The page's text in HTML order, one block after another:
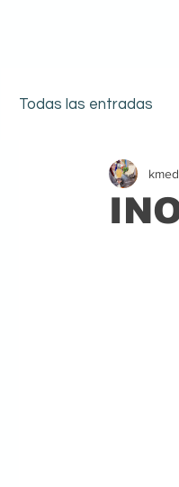
Todas las entradas
Destacados